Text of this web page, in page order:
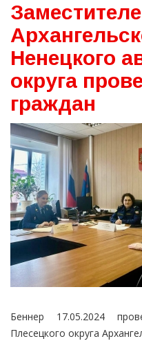
Ненецкого
округа
граждан
Беннер 17.05.2024
Плесецкого округа